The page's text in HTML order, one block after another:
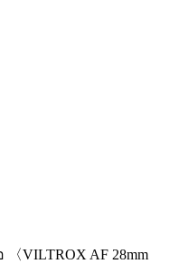
VILTROX AF 28mm